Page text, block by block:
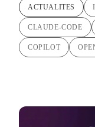
ACTUALITES
CLAUDE-CODE
COPILOT